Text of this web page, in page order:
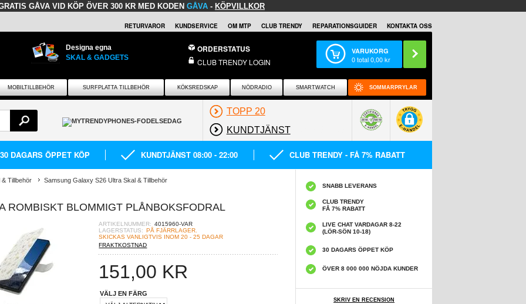
GÅVA VID KÖP ÖVER 300 KR MED KODEN GÅVA - KÖPVILLKOR
RETURVAROR KUNDSERVICE OM MTP CLUB TRENDY REPARATIONSGUIDER KONTAKTA OSS
Designa egna
SKAL & GADGETS
ORDERSTATUS
CLUB TRENDY LOGIN
VARUKORG
0total0,00kr
MOBILTILLBEHÖR SURFPLATTA TILLBEHÖR KÖKSREDSKAP NÖDRADIO SMARTWATCH SOMMARPRYLAR
TOPP 20
KUNDTJÄNST
30 DAGARS ÖPPET KÖP KUNDTJÄNST 08:00 - 22:00 CLUB TRENDY - FÅ 7% RABATT
Tillbehör Samsung Galaxy S26 Ultra Skal & Tillbehör
ROMBISKT BLOMMIGT PLÅNBOKSFODRAL
ARTIKELNUMMER: 4015960-VAR
LAGERSTATUS: PÅ FJÄRRLAGER.
SKICKAS VANLIGTVIS INOM 20 - 25 DAGAR
FRAKTKOSTNAD
151,00 KR
VÄLJ EN FÄRG
SNABB LEVERANS
CLUB TRENDY
FÅ 7% RABATT
LIVE CHAT VARDAGAR 8-22
(LÖR-SÖN 10-18)
30 DAGARS ÖPPET KÖP
ÖVER 8 000 000 NÖJDA KUNDER
SKRIV EN RECENSION